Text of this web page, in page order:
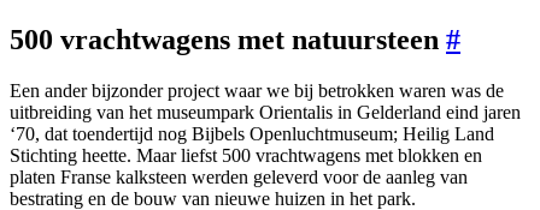
500 vrachtwagens met natuursteen #
Een ander bijzonder project waar we bij betrokken waren was de
uitbreiding van het museumpark Orientalis in Gelderland eind jaren
‘70, dat toendertijd nog Bijbels Openluchtmuseum; Heilig Land
Stichting heette. Maar liefst 500 vrachtwagens met blokken en
platen Franse kalksteen werden geleverd voor de aanleg van
bestrating en de bouw van nieuwe huizen in het park.